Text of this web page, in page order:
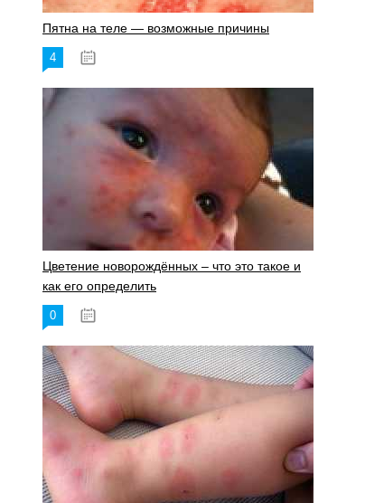
Пятна на теле — возможные причины
4
Цветение новорождённых – что это такое и
как его определить
0